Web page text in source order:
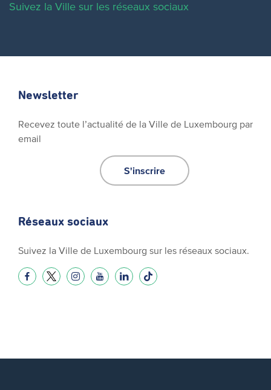
Suivez la Ville sur les réseaux sociaux
Newsletter
Recevez toute l’actualité de la Ville de Luxembourg par
email
S'inscrire
Réseaux sociaux
Suivez la Ville de Luxembourg sur les réseaux sociaux.